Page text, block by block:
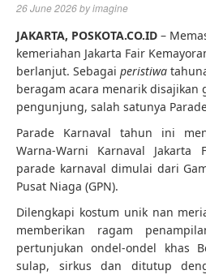
26 June 2026byimagine
JAKARTA, POSKOTA.CO.ID –
kemeriahan Jakarta Fair
berlanjut. Sebagai peristiwa
beragam acara menarik
pengunjung, salah satunya
Parade Karnaval tahun ini
Warna-Warni Karnaval Jakarta
parade karnaval dimulai dari
Pusat Niaga (GPN).
Dilengkapi kostum unik nan
memberikan ragam
pertunjukan ondel-ondel khas
sulap, sirkus dan ditutup